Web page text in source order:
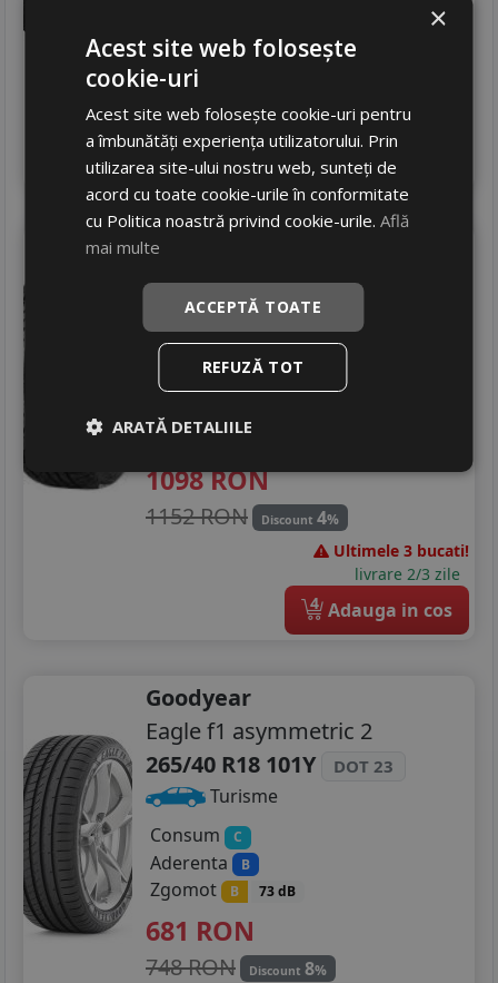
1179 RON 8%
livrare 2/3 zile
4 Adauga in cos
Continental
Contiwintercontact ts 810 s
265/40 R18 101V
Turisme
Consum E
Aderenta
Zgomot
1098RON
1152 RON Discount 4%
Ultimele 3 bucati!
livrare 2/3 zile
4 Adauga in cos
Goodyear
Eagle f1 asymmetric 2
265/40 R18 101Y
DOT 23
Turisme
Consum
C
Aderenta B
Zgomot B 73 dB
681 RON
748 RON Discount 8%
×
Acest site web folosește
cookie-uri
Acest site web folosește cookie-uri pentru
a îmbunătăți experiența utilizatorului. Prin
utilizarea site-ului nostru web, sunteți de
acord cu toate cookie-urile în conformitate
cu Politica noastră privind cookie-urile.Află
mai multe
ACCEPTĂ TOATE
REFUZĂ TOT
ARATĂ DETALIILE